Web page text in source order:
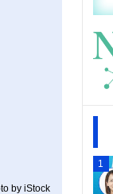
by iStock
1